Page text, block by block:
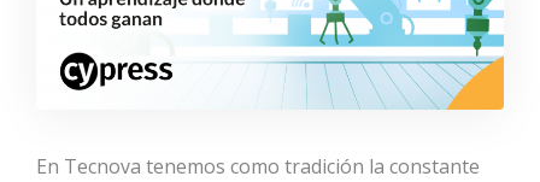
En Tecnova tenemos como tradición la constante